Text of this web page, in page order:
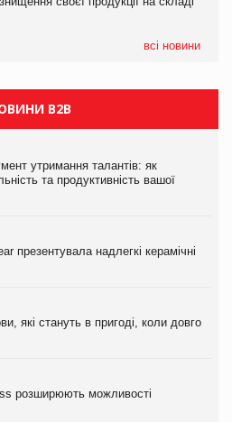
всі новини
хлібобулочні вироби на
B2B
утримання талантів: як
та продуктивність вашої
презентувала надлегкі керамічні
які стануть в пригоді, коли довго
розширюють можливості